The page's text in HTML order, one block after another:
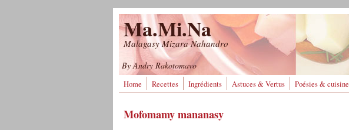
Ma.Mi.Na
Malagasy Mizara Nahandro
By Andry Rakotomavo
Home Recettes Ingrédients Astuces & Vertus Poésies & cuisine
Mofomamy mananasy